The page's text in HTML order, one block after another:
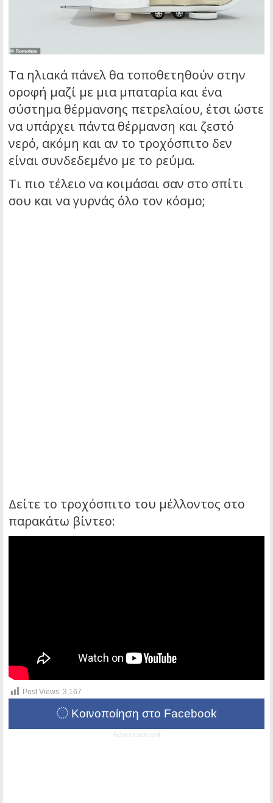
Τα ηλιακά πάνελ θα τοποθετηθούν στην
οροφή μαζί με μια μπαταρία και ένα
σύστημα θέρμανσης πετρελαίου, έτσι ώστε
να υπάρχει πάντα θέρμανση και ζεστό
νερό, ακόμη και αν το τροχόσπιτο δεν
είναι συνδεδεμένο με το ρεύμα.
Τι πιο τέλειο να κοιμάσαι σαν στο σπίτι
σου και να γυρνάς όλο τον κόσμο;
Δείτε το τροχόσπιτο του μέλλοντος στο
παρακάτω βίντεο:
Post Views: 3,167
Κοινοποίηση στο Facebook
Advertisement